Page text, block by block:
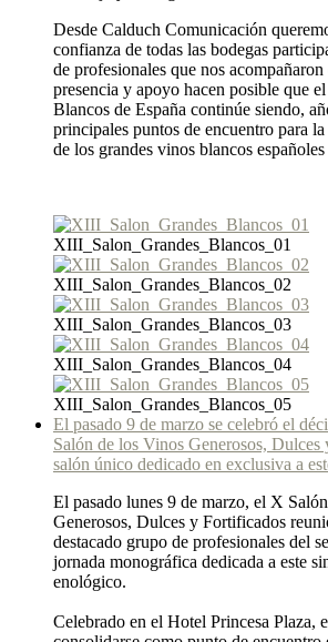
Desde Calduch Comunicación
confianza de todas las bodegas
de profesionales que nos
presencia y apoyo hacen posible que
Blancos de España continúe siendo,
principales puntos de encuentro para
de los grandes vinos blancos españoles
XIII_Salon_Grandes_Blancos_01
XIII_Salon_Grandes_Blancos_02
XIII_Salon_Grandes_Blancos_03
XIII_Salon_Grandes_Blancos_04
XIII_Salon_Grandes_Blancos_05
El pasado 9 de marzo se celebró el
Salón de los Vinos Generosos,
salón único dedicado en exclusiva a
El pasado lunes 9 de marzo, el X
Generosos, Dulces y Fortificados
destacado grupo de profesionales del
jornada monográfica dedicada a este
enológico.
Celebrado en el Hotel Princesa Plaza,